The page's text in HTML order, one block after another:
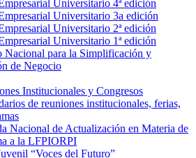
Universitario 4ª edición
Universitario 3a edición
Universitario 2ª edición
Universitario 1ª edición
Nacional para la Simplificación y
de Negocio
Institucionales y Congresos
de reuniones institucionales, ferias,
Nacional de Actualización en Materia de
a la LFPIORPI
“Voces del Futuro”